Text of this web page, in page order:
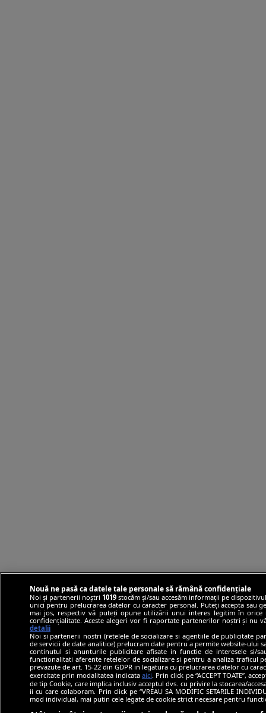
Nouă ne pasă ca datele tale personale să rămână confidențiale
Noi și partenerii noștri 1019stocăm și/sau accesăm informații pe
unici pentru prelucrarea datelor cu caracter personal. Puteți accepta sau
mai jos, respectiv vă puteți opune utilizării unui interes legitim în
confidențialitate. Aceste alegeri vor fi raportate partenerilor noștri și nu
detalii
Noi si partenerii nostri (retelele de socializare si agentiile de publicitate
de servicii de date analitice) prelucram date pentru a permite website-ului
continutul si anunturile publicitare afisate in functie de interesele si/
functionalitati aferente retelelor de socializare si pentru a analiza traficul
prevazute de art. 15-22 din GDPR in legatura cu prelucrarea datelor cu
exercitate prin modalitatea indicata aici . Prin click pe “ACCEPT TOATE”,
de tip Cookie, care implica inclusiv acceptul dvs. cu privire la stocarea/
ii cu care colaboram. Prin click pe “VREAU SA MODIFIC SETARILE
mod individual, mai putin cele legate de cookie strict necesare pentru